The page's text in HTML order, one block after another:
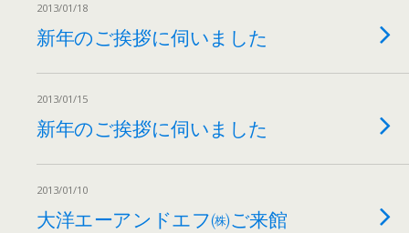
2013/01/18
新年のご挨拶に伺いました
2013/01/15
新年のご挨拶に伺いました
2013/01/10
大洋エーアンドエフ㈱ご来館